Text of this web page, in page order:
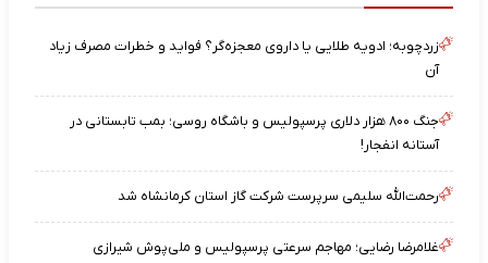
زردچوبه؛ ادویه طلایی یا داروی معجزه‌گر؟ فواید و خطرات مصرف زیاد
آن
جنگ ۸۰۰ هزار دلاری پرسپولیس و باشگاه روسی؛ بمب تابستانی در
آستانه انفجار!
رحمت‌الله سلیمی سرپرست شرکت گاز استان کرمانشاه شد
غلامرضا رضایی؛ مهاجم سرعتی پرسپولیس و ملی‌پوش شیرازی